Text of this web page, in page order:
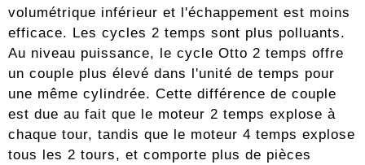
volumétrique inférieur et l'échappement est moins
efficace. Les cycles 2 temps sont plus polluants.
Au niveau puissance, le cycle Otto 2 temps offre
un couple plus élevé dans l'unité de temps pour
une même cylindrée. Cette différence de couple
est due au fait que le moteur 2 temps explose à
chaque tour, tandis que le moteur 4 temps explose
tous les 2 tours, et comporte plus de pièces